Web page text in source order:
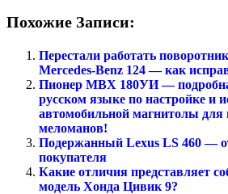
Похожие Записи:
Перестали работать
Mercedes-Benz 124 — как
Пионер МВХ 180УИ —
русском языке по настройке и
автомобильной магнитолы для
меломанов!
Подержанный Lexus LS 460 —
покупателя
Какие отличия представляет
модель Хонда Цивик 9?